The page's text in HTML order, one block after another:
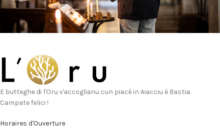
E butteghe di l'Oru v'accoglianu cun piacè in Aiacciu è Bastia.
Campate felici !
Horaires d'Ouverture